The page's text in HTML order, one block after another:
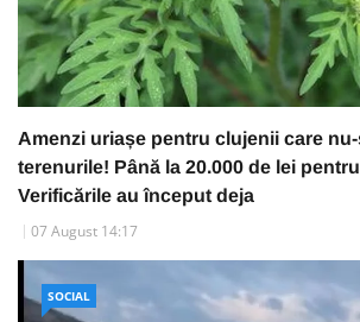
Amenzi uriașe pentru clujenii care
terenurile! Până la 20.000 de lei
Verificările au început deja
07 August 14:17
SOCIAL